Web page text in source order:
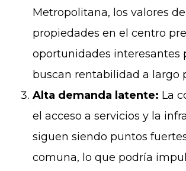
Metropolitana, los valores
propiedades en el centro
oportunidades interesantes
buscan rentabilidad a largo
Alta demanda latente: La
el acceso a servicios y la
siguen siendo puntos
comuna, lo que podría